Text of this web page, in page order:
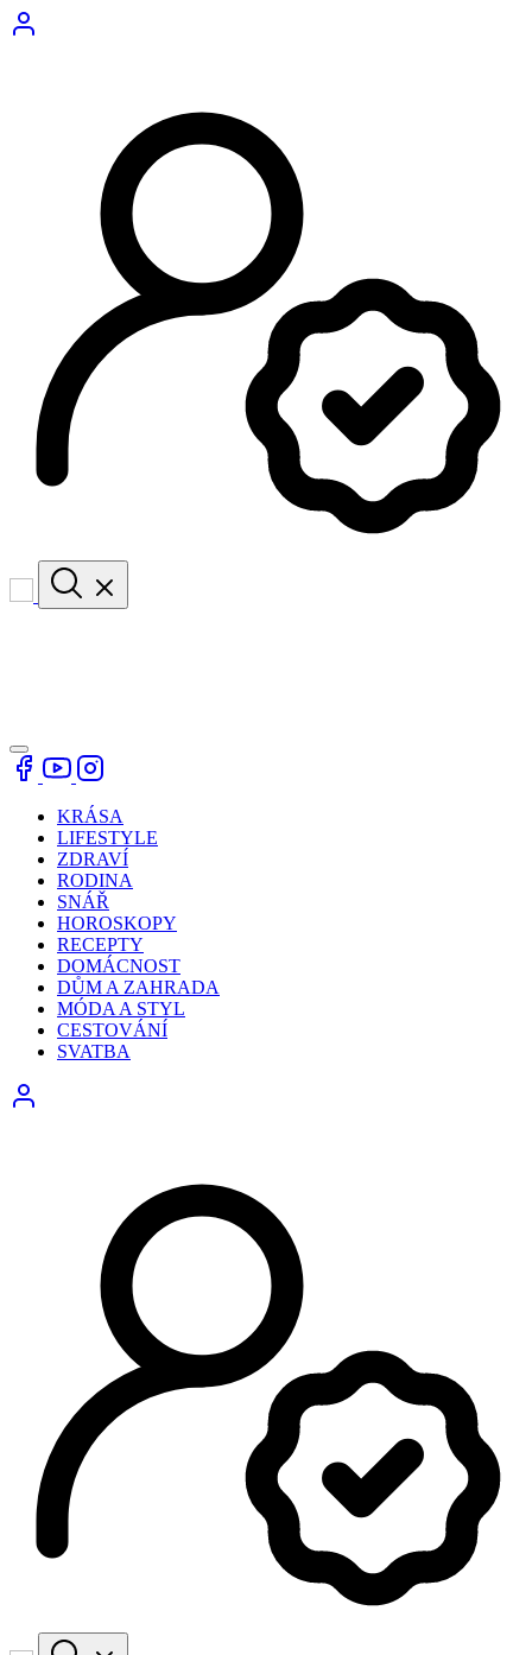
KRÁSA
LIFESTYLE
ZDRAVÍ
RODINA
SNÁŘ
HOROSKOPY
RECEPTY
DOMÁCNOST
DŮM A ZAHRADA
MÓDA A STYL
CESTOVÁNÍ
SVATBA